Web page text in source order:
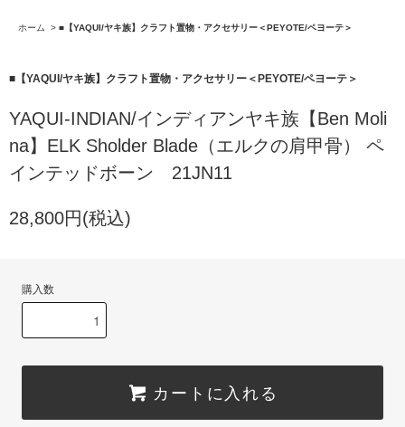
ホーム > ■【YAQUI/ヤキ族】クラフト置物・アクセサリー＜PEYOTE/ペヨーテ＞
■【YAQUI/ヤキ族】クラフト置物・アクセサリー＜PEYOTE/ペヨーテ＞
YAQUI-INDIAN/インディアンヤキ族【Ben Moli
na】ELK Sholder Blade（エルクの肩甲骨） ペ
インテッドボーン 21JN11
28,800円(税込)
購入数
カートに入れる